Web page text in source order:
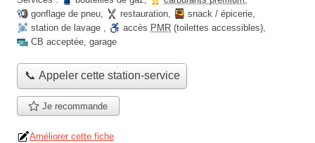
gonflage de pneu, restauration, snack / épicerie,
station de lavage , accès PMR (toilettes accessibles),
CB acceptée, garage
📞 Appeler cette station-service
Je recommande
Améliorer cette fiche